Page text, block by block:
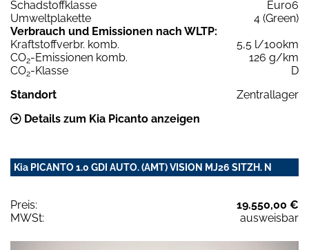
Schadstoffklasse
Euro6
Umweltplakette
4 (Green)
Verbrauch und Emissionen nach WLTP:
Kraftstoffverbr. komb.
5,5 l/100km
CO2-Emissionen komb.
126 g/km
CO2-Klasse
D
Standort
Zentrallager
Details zum Kia Picanto anzeigen
Kia PICANTO 1.0 GDI AUTO. (AMT) VISION MJ26 SITZH. N
Preis:
19.550,00 €
MWSt:
ausweisbar